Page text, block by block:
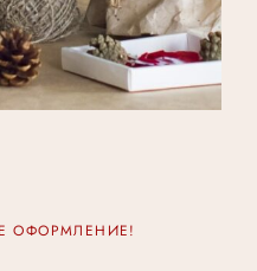
ОФОРМЛЕНИЕ!